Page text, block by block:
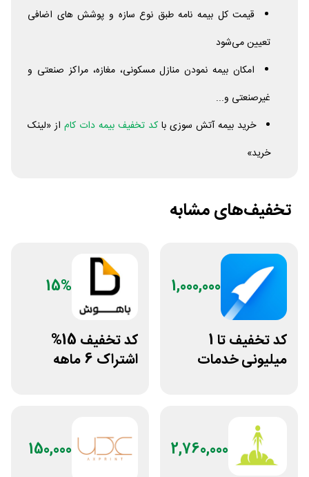
قیمت کل بیمه نامه طبق نوع سازه و پوشش های اضافی
تعیین می‌شود
امکان بیمه نمودن منازل مسکونی، مغازه، مراکز صنعتی و
غیرصنعتی و...
خرید بیمه آتش سوزی با کد تخفیف بیمه دات کام از «لینک
خرید»
تخفیف‌های مشابه
1,000,000
کد تخفیف تا 1
میلیونی خدمات
15%
کد تخفیف 15%
اشتراک 6 ماهه
2,760,000
150,000